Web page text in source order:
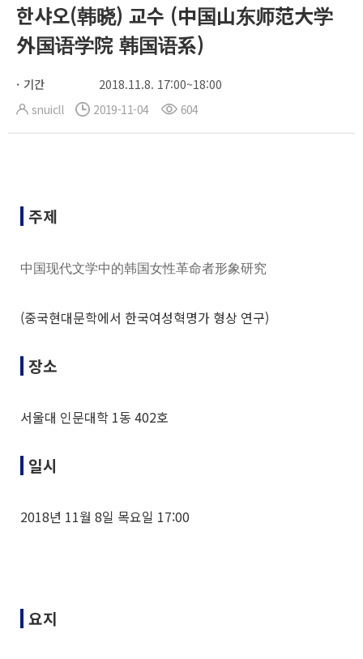
한샤오(韩晓) 교수 (中国山东师范大学
外国语学院 韩国语系)
기간 2018.11.8. 17:00~18:00
snuicll 2019-11-04 604
주제
中国现代文学中的韩国女性革命者形象研究
(중국현대문학에서 한국여성혁명가 형상 연구)
장소
서울대 인문대학 1동 402호
일시
2018년 11월 8일 목요일 17:00
요지